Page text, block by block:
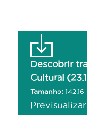
Descobrir
Cultural
Tamanho: 142.16
Previsualizar